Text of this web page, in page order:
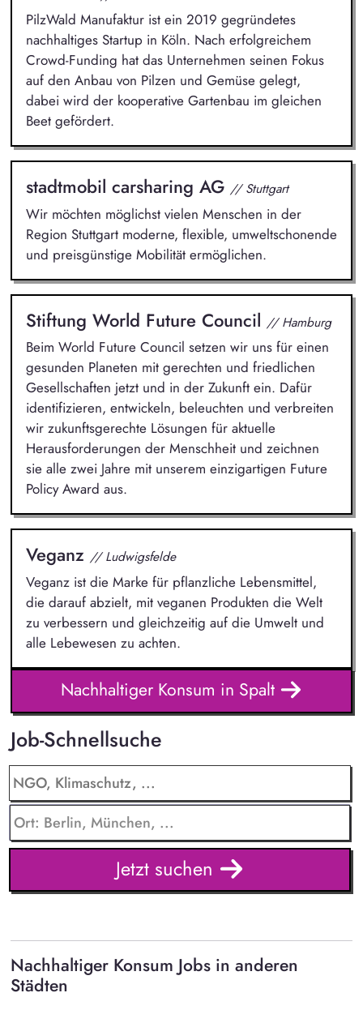
PilzWald Manufaktur ist ein 2019 gegründetes
nachhaltiges Startup in Köln. Nach erfolgreichem
Crowd-Funding hat das Unternehmen seinen Fokus
auf den Anbau von Pilzen und Gemüse gelegt,
dabei wird der kooperative Gartenbau im gleichen
Beet gefördert.
stadtmobil carsharing AG // Stuttgart
Wir möchten möglichst vielen Menschen in der
Region Stuttgart moderne, flexible, umweltschonende
und preisgünstige Mobilität ermöglichen.
Stiftung World Future Council // Hamburg
Beim World Future Council setzen wir uns für einen
gesunden Planeten mit gerechten und friedlichen
Gesellschaften jetzt und in der Zukunft ein. Dafür
identifizieren, entwickeln, beleuchten und verbreiten
wir zukunftsgerechte Lösungen für aktuelle
Herausforderungen der Menschheit und zeichnen
sie alle zwei Jahre mit unserem einzigartigen Future
Policy Award aus.
Veganz // Ludwigsfelde
Veganz ist die Marke für pflanzliche Lebensmittel,
die darauf abzielt, mit veganen Produkten die Welt
zu verbessern und gleichzeitig auf die Umwelt und
alle Lebewesen zu achten.
Nachhaltiger Konsum in Spalt
Job-Schnellsuche
Jetzt suchen
Nachhaltiger Konsum Jobs in anderen
Städten